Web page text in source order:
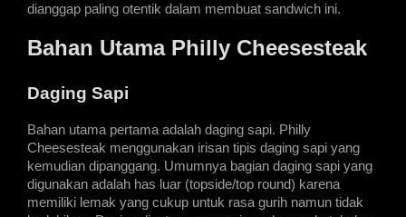
dianggap paling otentik dalam membuat sandwich ini.
Bahan Utama Philly Cheesesteak
Daging Sapi
Bahan utama pertama adalah daging sapi. Philly
Cheesesteak menggunakan irisan tipis daging sapi yang
kemudian dipanggang. Umumnya bagian daging sapi yang
digunakan adalah has luar (topside/top round) karena
memiliki lemak yang cukup untuk rasa gurih namun tidak